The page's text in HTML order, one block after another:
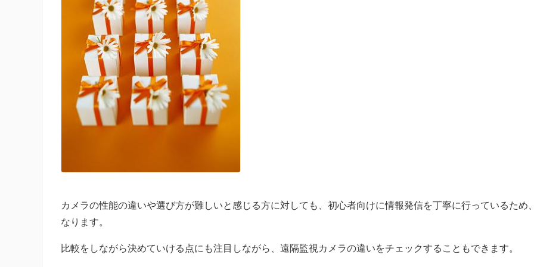
カメラの性能の違いや選び方が難しいと感じる方に対しても、初心者向けに情報発信を丁寧に行っているため
なります。
比較をしながら決めていける点にも注目しながら、遠隔監視カメラの違いをチェックすることもできます。